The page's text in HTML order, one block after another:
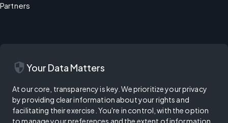
Partners
security Your Data Matters
At our core, transparency is key. We prioritize your privacy
by providing clear information about your rights and
facilitating their exercise. You're in control, with the option
to manage your preferences and the extent of information